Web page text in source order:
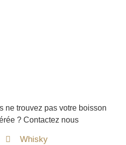
ne trouvez pas votre boisson
? Contactez nous
Whisky